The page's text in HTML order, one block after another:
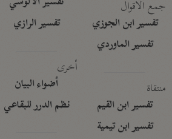
جمع الأقوال
تفسير ابن الجوزي
تفسير الماوردي
منتقاة
تفسير ابن القيم
تفسير ابن تيمية
تفسير الرازي
أخرى
أضواء البيان
نظم الدرر للبقاعي